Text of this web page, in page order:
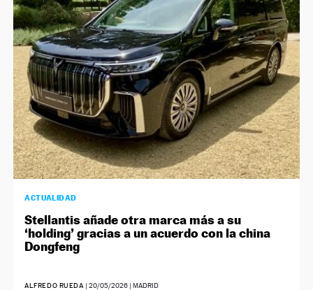
NEWSLETTER
SÍGUENOS
ACTUALIDAD
Stellantis añade otra marca más a su
‘holding’ gracias a un acuerdo con la china
Dongfeng
ALFREDO RUEDA | 20/05/2026| MADRID